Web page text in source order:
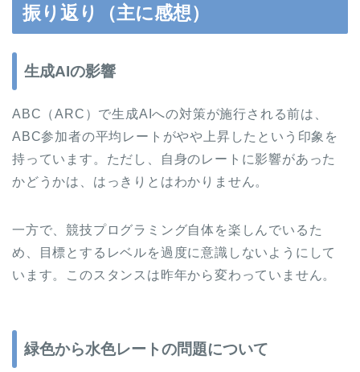
振り返り（主に感想）
生成AIの影響
ABC（ARC）で生成AIへの対策が施行される前は、
ABC参加者の平均レートがやや上昇したという印象を
持っています。ただし、自身のレートに影響があった
かどうかは、はっきりとはわかりません。
一方で、競技プログラミング自体を楽しんでいるた
め、目標とするレベルを過度に意識しないようにして
います。このスタンスは昨年から変わっていません。
緑色から水色レートの問題について